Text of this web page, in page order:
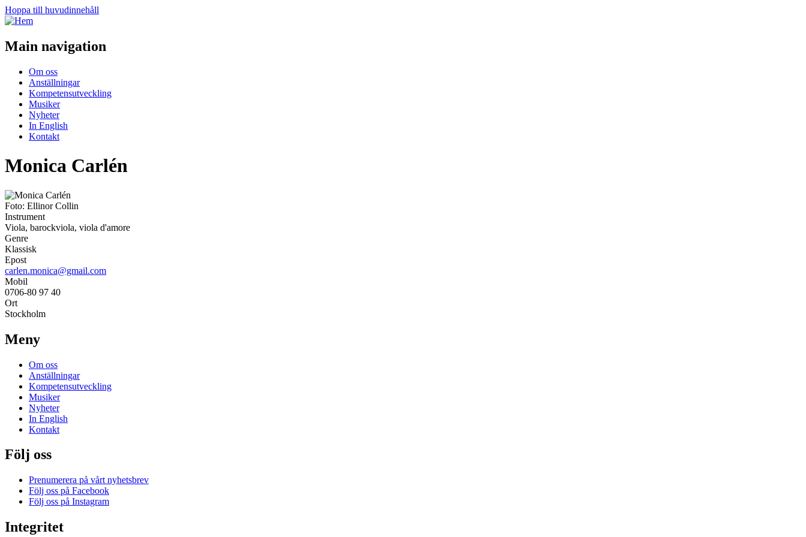
Hoppa till huvudinnehåll
Main navigation
Om oss
Anställningar
Kompetensutveckling
Musiker
Nyheter
In English
Kontakt
Monica Carlén
Foto: Ellinor Collin
Instrument
Viola, barockviola, viola d'amore
Genre
Klassisk
Epost
carlen.monica@gmail.com
Mobil
0706-80 97 40
Ort
Stockholm
Meny
Om oss
Anställningar
Kompetensutveckling
Musiker
Nyheter
In English
Kontakt
Följ oss
Prenumerera på vårt nyhetsbrev
Följ oss på Facebook
Följ oss på Instagram
Integritet